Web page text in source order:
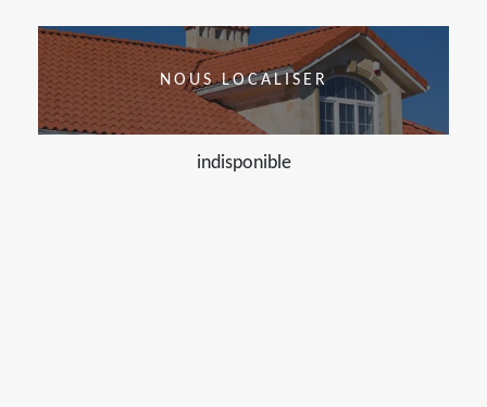
NOUS LOCALISER
indisponible